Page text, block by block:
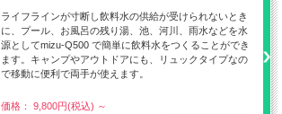
ライフラインが寸断し飲料水の供給が受けられないとき
に、プール、お風呂の残り湯、池、河川、雨水などを水
源としてmizu-Q500 で簡単に飲料水をつくることができ
ます。キャンプやアウトドアにも、リュックタイプなの
で移動に便利で両手が使えます。
価格： 9,800円(税込) ～